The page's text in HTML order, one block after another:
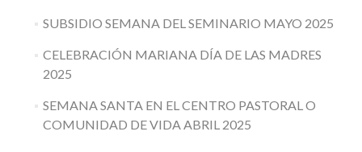
SUBSIDIO SEMANA DEL SEMINARIO MAYO 2025
CELEBRACIÓN MARIANA DÍA DE LAS MADRES
2025
SEMANA SANTA EN EL CENTRO PASTORAL O
COMUNIDAD DE VIDA ABRIL 2025